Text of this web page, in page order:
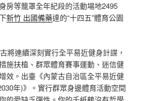
房等籠罩全年紀段的活動場地2495
新竹 出國備藥達的“十四五”體育公園
將連續深刻實行全平易近健身計謀，
施扶植、群眾體育賽事運動、迷信健
效。出臺《內蒙古自治區全平易近健
年)》。實行群眾身邊體育活動空間